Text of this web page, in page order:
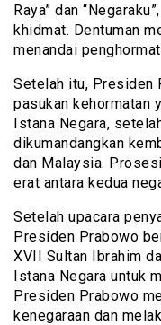
Raya” dan
khidmat. Dentuman
menandai
Setelah itu, Presiden
pasukan kehormatan
Istana Negara,
dikumandangkan
dan Malaysia.
erat antara kedua
Setelah upacara
Presiden Prabowo
XVII Sultan Ibrahim
Istana Negara untuk
Presiden Prabowo
kenegaraan dan